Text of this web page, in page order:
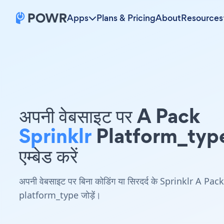
Apps Plans & PricingAboutResources
अपनी वेबसाइट पर A Pack
Sprinklr
एम्बेड करें
अपनी वेबसाइट पर बिना कोडिंग या सिरदर्द के Sprinklr A Pack
platform_type जोड़ें।